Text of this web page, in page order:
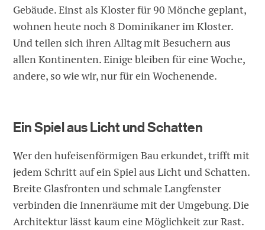
Gebäude. Einst als Kloster für 90 Mönche geplant,
wohnen heute noch 8 Dominikaner im Kloster.
Und teilen sich ihren Alltag mit Besuchern aus
allen Kontinenten. Einige bleiben für eine Woche,
andere, so wie wir, nur für ein Wochenende.
Ein Spiel aus Licht und Schatten
Wer den hufeisenförmigen Bau erkundet, trifft mit
jedem Schritt auf ein Spiel aus Licht und Schatten.
Breite Glasfronten und schmale Langfenster
verbinden die Innenräume mit der Umgebung. Die
Architektur lässt kaum eine Möglichkeit zur Rast.